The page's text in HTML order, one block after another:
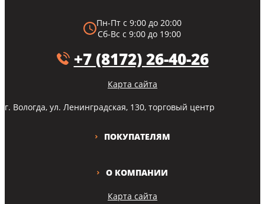
Карта сайта
О КОМПАНИИ
ПОКУПАТЕЛЯМ
Пн-Пт с 9:00 до 20:00
Сб-Вс с 9:00 до 19:00
+7 (8172) 26-40-26
Карта сайта
г. Вологда, ул. Ленинградская, 130, торговый центр